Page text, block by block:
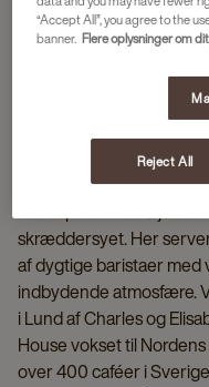
OM ESPRESSO
Espresso House har en
skræddersyet. Her
af dygtige baristaer med
indbydende atmosfære.
i Lund af Charles og
House vokset til
over 400 caféer i
“Accept All”, you agree to the
banner. Flere oplysninger om
Reject All